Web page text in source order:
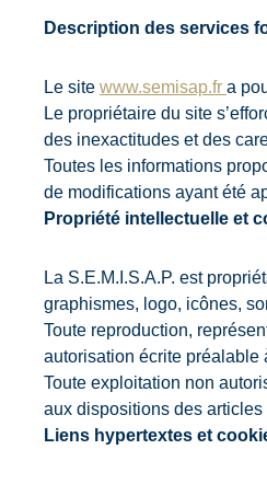
Description des services
Le site www.semisap.fr a
Le propriétaire du site
des inexactitudes et des
Toutes les informations
de modifications ayant été
Propriété intellectuelle et
La S.E.M.I.S.A.P. est
graphismes, logo, icônes,
Toute reproduction,
autorisation écrite préalable
Toute exploitation non
aux dispositions des
Liens hypertextes et